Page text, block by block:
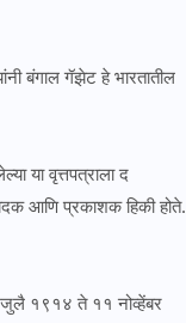
बंगाल गॅझेट हे भारतातील
या वृत्तपत्राला द
आणि प्रकाशक हिकी होते.
जुलै १९१४ ते ११ नोव्हेंबर